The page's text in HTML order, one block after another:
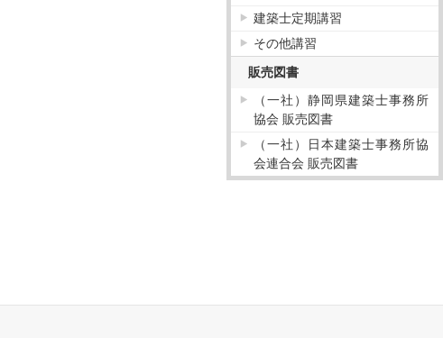
建築士定期講習
その他講習
販売図書
（一社）静岡県建築士事務所
協会 販売図書
（一社）日本建築士事務所協
会連合会 販売図書